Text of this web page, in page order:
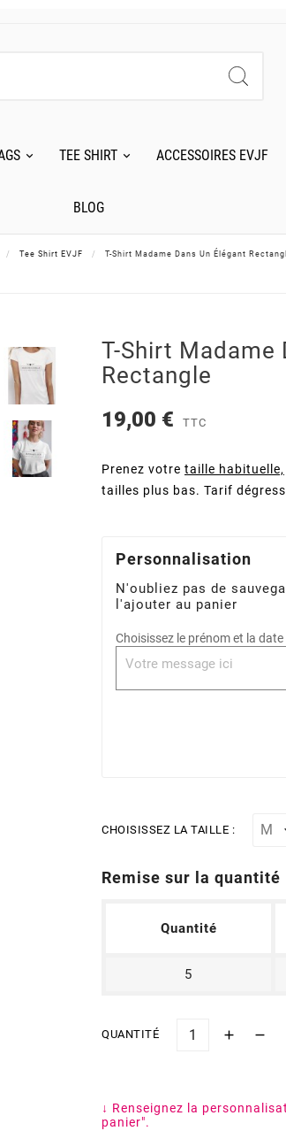
TEE SHIRT ACCESSOIRES EVJF
BLOG
Tee Shirt EVJF T-Shirt Madame Dans Un Élégant
T-Shirt Madame
Rectangle
19,00 € TTC
Prenez votre taille habituelle,
tailles plus bas. Tarif
Personnalisation
N'oubliez pas de
l'ajouter au panier
Choisissez le prénom et la date
CHOISISSEZ LA TAILLE :
Remise sur la quantité
Quantité
5
QUANTITÉ
↓ Renseignez la
panier".